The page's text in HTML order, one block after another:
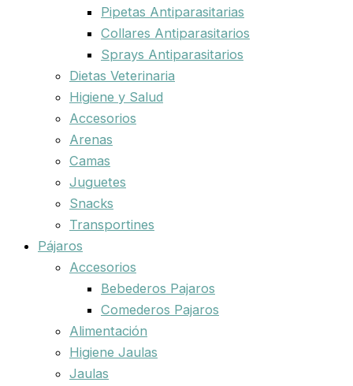
Pipetas Antiparasitarias
Collares Antiparasitarios
Sprays Antiparasitarios
Dietas Veterinaria
Higiene y Salud
Accesorios
Arenas
Camas
Juguetes
Snacks
Transportines
Pájaros
Accesorios
Bebederos Pajaros
Comederos Pajaros
Alimentación
Higiene Jaulas
Jaulas